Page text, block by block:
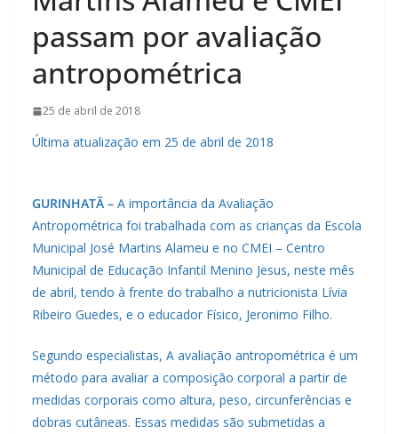
passam por avaliação
antropométrica
25 de abril de 2018
Última atualização em 25 de abril de 2018
GURINHATÃ – A importância da Avaliação
Antropométrica foi trabalhada com as crianças da Escola
Municipal José Martins Alameu e no CMEI – Centro
Municipal de Educação Infantil Menino Jesus, neste mês
de abril, tendo à frente do trabalho a nutricionista Lívia
Ribeiro Guedes, e o educador Físico, Jeronimo Filho.
Segundo especialistas, A avaliação antropométrica é um
método para avaliar a composição corporal a partir de
medidas corporais como altura, peso, circunferências e
dobras cutâneas. Essas medidas são submetidas a